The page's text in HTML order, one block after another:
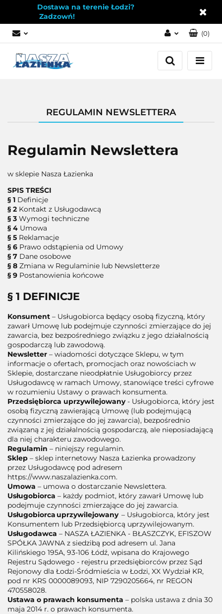
Dostawa na terenie Łodzi?
Zadzowń!
Zaloguj się
Załóż konto
(0)
REGULAMIN NEWSLETTERA
Regulamin Newslettera
w sklepie Nasza Łazienka
SPIS TREŚCI
§ 1 Definicje
§ 2 Kontakt z Usługodawcą
§ 3 Wymogi techniczne
§ 4 Umowa
§ 5 Reklamacje
§ 6 Prawo odstąpienia od Umowy
§ 7 Dane osobowe
§ 8 Zmiana w Regulaminie lub Newsletterze
§ 9 Postanowienia końcowe
§ 1 DEFINICJE
Konsument – Usługobiorca będący osobą fizyczną, który
zawarł Umowę lub podejmuje czynności zmierzające do jej
zawarcia, bez bezpośredniego związku z jego działalnością
gospodarczą lub zawodową.
Newsletter – wiadomości dotyczące Sklepu, w tym
informacje o ofertach, promocjach oraz nowościach w
Sklepie, dostarczane nieodpłatnie Usługobiorcy przez
Usługodawcę w ramach Umowy, stanowiące treści cyfrowe
w rozumieniu Ustawy o prawach konsumenta.
Przedsiębiorca uprzywilejowany - Usługobiorca, który jest
osobą fizyczną zawierającą Umowę (lub podejmującą
czynności zmierzające do jej zawarcia), bezpośrednio
związaną z jej działalnością gospodarczą, ale nieposiadającą
dla niej charakteru zawodowego.
Regulamin – niniejszy regulamin.
Sklep – sklep internetowy Nasza Łazienka prowadzony
przez Usługodawcę pod adresem
https://www.naszalazienka.com.
Umowa – umowa o dostarczanie Newslettera.
Usługobiorca – każdy podmiot, który zawarł Umowę lub
podejmuje czynności zmierzające do jej zawarcia.
Usługobiorca uprzywilejowany– Usługobiorca, który jest
Konsumentem lub Przedsiębiorcą uprzywilejowanym.
Usługodawca – NASZA ŁAZIENKA - BŁASZCZYK, EFISZOW
SPÓŁKA JAWNA z siedzibą pod adresem ul. Jana
Kilińskiego 195A, 93-106 Łódź, wpisana do Krajowego
Rejestru Sądowego - rejestru przedsiębiorców przez Sąd
Rejonowy dla Łodzi-Śródmieścia w Łodzi, XX Wydział KR,
pod nr KRS 0000089093, NIP 7290205664, nr REGON
470558028.
Ustawa o prawach konsumenta – polska ustawa z dnia 30
maja 2014 r. o prawach konsumenta.